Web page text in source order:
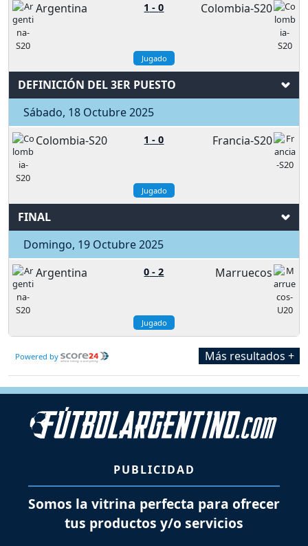
Argentina 1 -0 Colombia-S20
Jugado
DEFINICIÓN DEL 3ER PUESTO
Sábado, 18 Octubre 2025
Colombia-S20
1 -0 Francia-S20
Jugado
FINAL
Domingo, 19 Octubre 2025
Argentina
0 -2 Marruecos
Jugado
Powered by Más resultados +
PUBLICIDAD
Somos la vitrina perfecta para ofrecer
tus productos y/o servicios